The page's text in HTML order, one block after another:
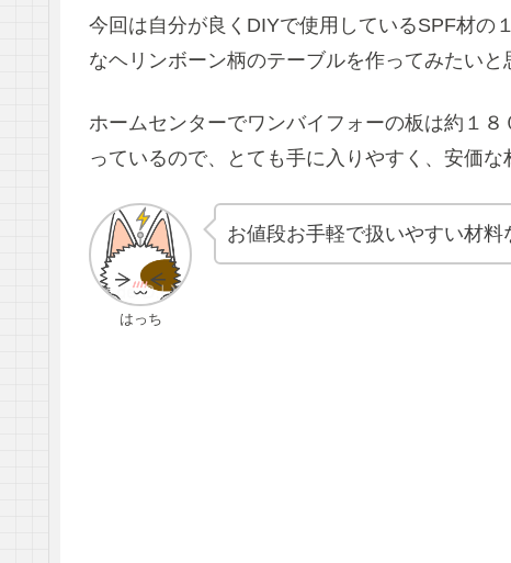
今回は自分が良くDIYで使用しているSPF材の
なヘリンボーン柄のテーブルを作ってみたいと
ホームセンターでワンバイフォーの板は約１
っているので、とても手に入りやすく、安価な
はっち
お値段お手軽で扱いやすい材